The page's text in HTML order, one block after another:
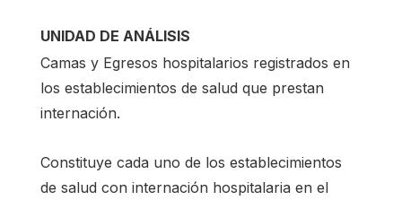
UNIDAD DE ANÁLISIS
Camas y Egresos hospitalarios registrados en
los establecimientos de salud que prestan
internación.
Constituye cada uno de los establecimientos
de salud con internación hospitalaria en el